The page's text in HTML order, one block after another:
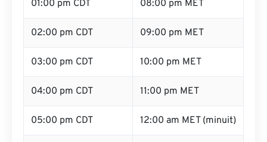
01:00 pm CDT 08:00 pm MET
02:00 pm CDT 09:00 pm MET
03:00 pm CDT 10:00 pm MET
04:00 pm CDT 11:00 pm MET
05:00 pm CDT 12:00 am MET (minuit)